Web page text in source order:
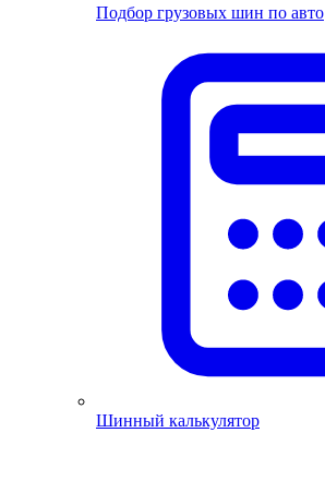
Подбор грузовых шин по авто
Шинный калькулятор